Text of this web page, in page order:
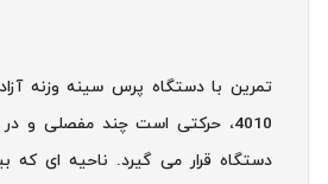
4010، حرکتی است چند مفصلی و
دستگاه قرار می گیرد. ناحیه ای که